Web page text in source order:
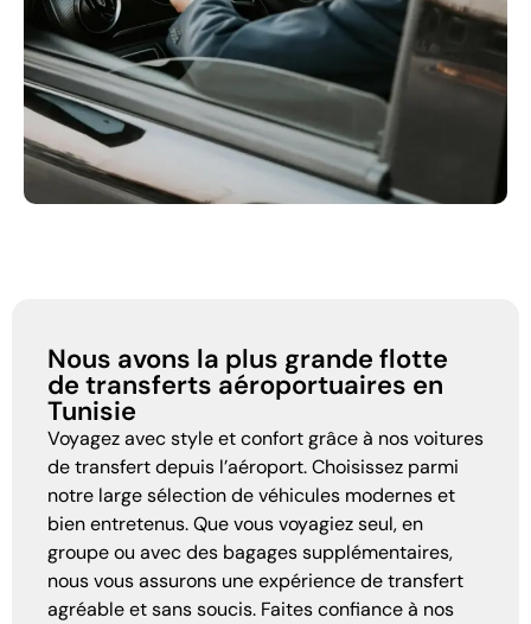
Nous avons la plus grande flotte
de transferts aéroportuaires en
Tunisie
Voyagez avec style et confort grâce à nos voitures
de transfert depuis l’aéroport. Choisissez parmi
notre large sélection de véhicules modernes et
bien entretenus. Que vous voyagiez seul, en
groupe ou avec des bagages supplémentaires,
nous vous assurons une expérience de transfert
agréable et sans soucis. Faites confiance à nos